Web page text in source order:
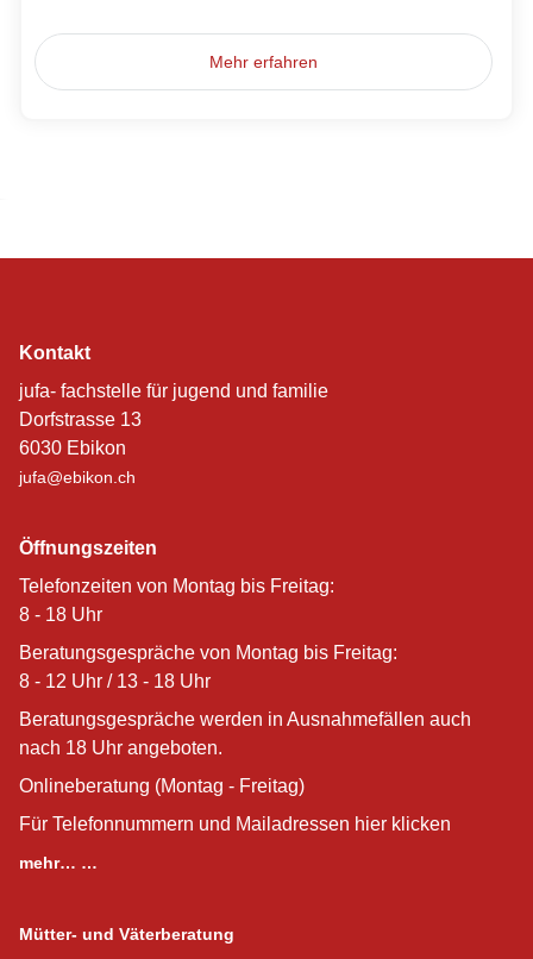
Mehr erfahren
Kontakt
jufa- fachstelle für jugend und familie
Dorfstrasse 13
6030 Ebikon
jufa@ebikon.ch
Öffnungszeiten
Telefonzeiten von Montag bis Freitag:
8 - 18 Uhr
Beratungsgespräche von Montag bis Freitag:
8 - 12 Uhr / 13 - 18 Uhr
Beratungsgespräche werden in Ausnahmefällen auch
nach 18 Uhr angeboten.
Onlineberatung (Montag - Freitag)
Für Telefonnummern und Mailadressen hier klicken
mehr… …
Mütter- und Väterberatung